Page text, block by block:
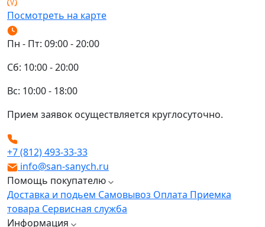
Посмотреть на карте
Пн - Пт: 09:00 - 20:00
Сб: 10:00 - 20:00
Вс: 10:00 - 18:00
Прием заявок осуществляется круглосуточно.
+7 (812) 493-33-33
info@san-sanych.ru
Помощь покупателю
Доставка и подьем Самовывоз Оплата Приемка
товара Сервисная служба
Информация